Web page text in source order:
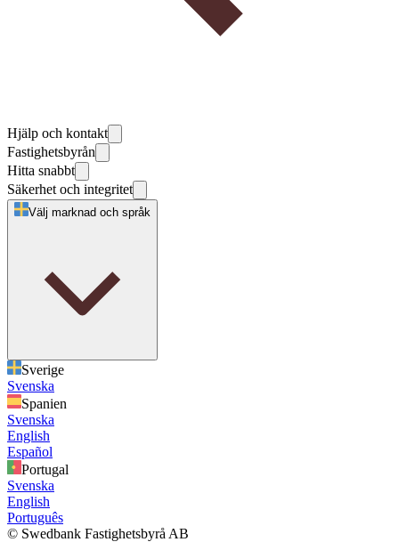
Hjälp och kontakt
Fastighetsbyrån
Hitta snabbt
Säkerhet och integritet
Välj marknad och språk
Sverige
Svenska
Spanien
Svenska
English
Español
Portugal
Svenska
English
Português
© Swedbank Fastighetsbyrå AB